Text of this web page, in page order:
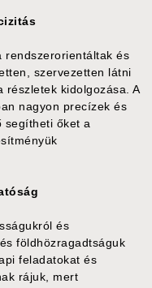
rendszerorientáltak és
szervezetten látni
kidolgozása. A
nagyon precízek és
segítheti őket a
és
földhözragadtságuk
feladatokat és
rájuk, mert